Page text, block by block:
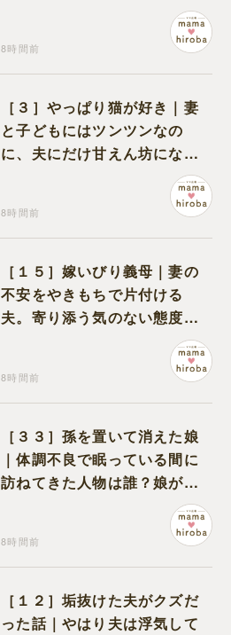
る証拠になるのか期待する
8時間前
［３］やっぱり猫が好き｜妻
と子どもにはツンツンなの
に、夫にだけ甘えん坊になる
8時間前
［１５］嫁いびり義母｜妻の
不安をやきもちで片付ける
夫。寄り添う気のない態度に
8時間前
［３３］孫を置いて消えた娘
｜体調不良で眠っている間に
訪ねてきた人物は誰？娘が戻
ってきたのかと不安になる
8時間前
［１２］垢抜けた夫がクズだ
った話｜やはり夫は浮気して